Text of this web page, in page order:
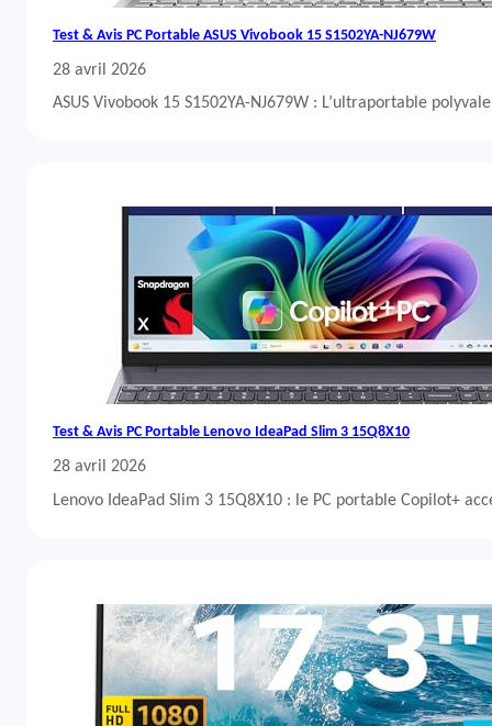
Test & Avis PC Portable ASUS Vivobook 15 S1502YA-NJ679W
28 avril 2026
ASUS Vivobook 15 S1502YA-NJ679W : L’ultraportable
Test & Avis PC Portable Lenovo IdeaPad Slim 3 15Q8X10
28 avril 2026
Lenovo IdeaPad Slim 3 15Q8X10 : le PC portable Copilot+